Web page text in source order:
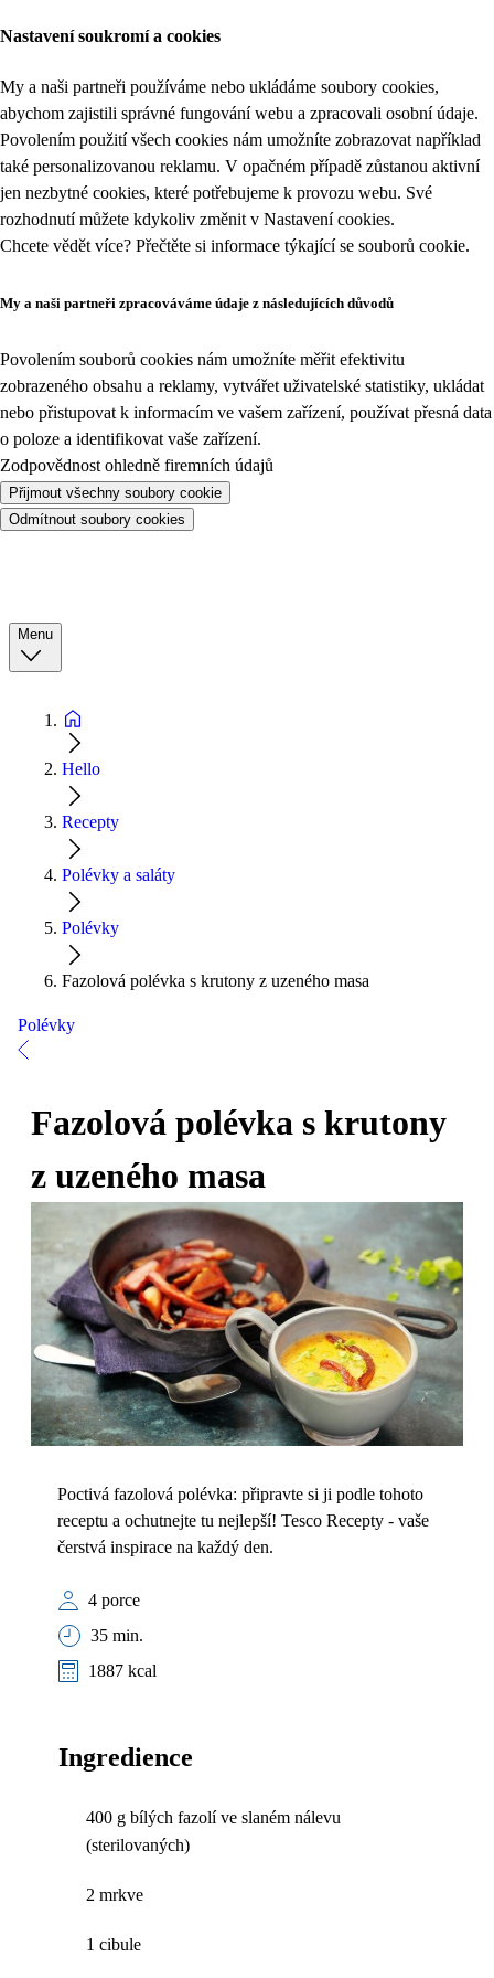
Nastavení soukromí a cookies
My a naši partneři používáme nebo ukládáme soubory cookies,
abychom zajistili správné fungování webu a zpracovali osobní údaje.
Povolením použití všech cookies nám umožníte zobrazovat například
také personalizovanou reklamu. V opačném případě zůstanou aktivní
jen nezbytné cookies, které potřebujeme k provozu webu. Své
rozhodnutí můžete kdykoliv změnit v Nastavení cookies.
Chcete vědět více? Přečtěte si informace týkající se souborů cookie.
My a naši partneři zpracováváme údaje z následujících důvodů
Povolením souborů cookies nám umožníte měřit efektivitu
zobrazeného obsahu a reklamy, vytvářet uživatelské statistiky, ukládat
nebo přistupovat k informacím ve vašem zařízení, používat přesná data
o poloze a identifikovat vaše zařízení.
Zodpovědnost ohledně firemních údajů
Přijmout všechny soubory cookie
Odmítnout soubory cookies
Menu
Hello
Recepty
Polévky a saláty
Polévky
Fazolová polévka s krutony z uzeného masa
Polévky
Fazolová polévka s krutony
z uzeného masa
Poctivá fazolová polévka: připravte si ji podle tohoto
receptu a ochutnejte tu nejlepší! Tesco Recepty - vaše
čerstvá inspirace na každý den.
4 porce
35 min.
1887 kcal
Ingredience
400 g bílých fazolí ve slaném nálevu
(sterilovaných)
2 mrkve
1 cibule